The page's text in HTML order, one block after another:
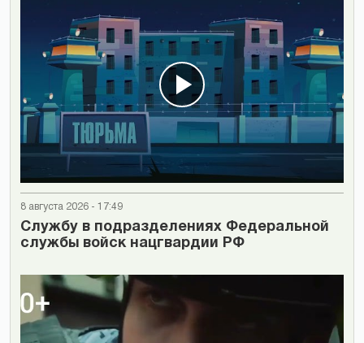
8 августа 2026 - 17:49
Cлужбу в подразделениях Федеральной
службы войск нацгвардии РФ